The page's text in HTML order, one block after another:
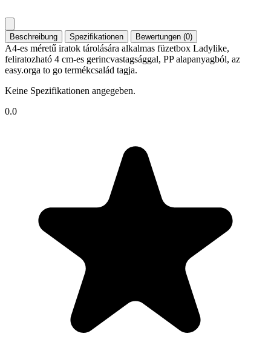
Beschreibung Spezifikationen Bewertungen (0)
A4-es méretű iratok tárolására alkalmas füzetbox Ladylike,
feliratozható 4 cm-es gerincvastagsággal, PP alapanyagból, az
easy.orga to go termékcsalád tagja.
Keine Spezifikationen angegeben.
0.0